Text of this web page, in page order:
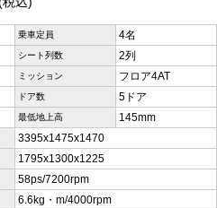
乗車定員 4名
シート列数 2列
ミッション フロア4AT
ドア数 5ドア
最低地上高 145mm
3395x1475x1470
1795x1300x1225
58ps/7200rpm
6.6kg・m/4000rpm